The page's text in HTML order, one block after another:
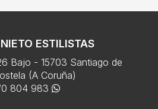
ESTILISTAS
Bajo - 15703 Santiago de
(A Coruña)
804 983